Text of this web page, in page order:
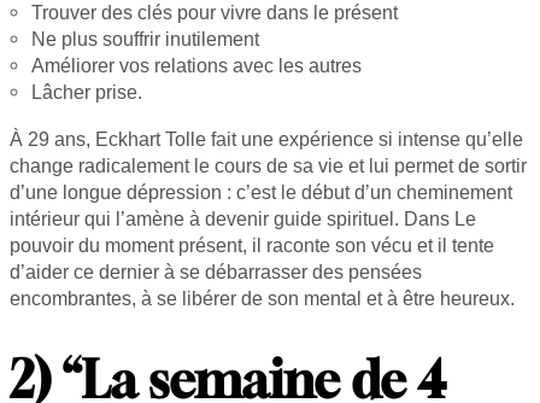
Trouver des clés pour vivre dans le présent
Ne plus souffrir inutilement
Améliorer vos relations avec les autres
Lâcher prise.
À 29 ans, Eckhart Tolle fait une expérience si intense qu’elle
change radicalement le cours de sa vie et lui permet de sortir
d’une longue dépression : c’est le début d’un cheminement
intérieur qui l’amène à devenir guide spirituel. Dans Le
pouvoir du moment présent, il raconte son vécu et il tente
d’aider ce dernier à se débarrasser des pensées
encombrantes, à se libérer de son mental et à être heureux.
2) “La semaine de 4